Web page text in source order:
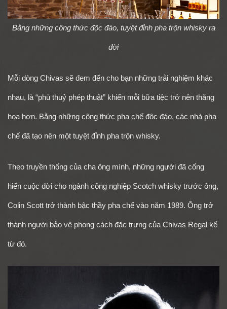
Bằng những công thức độc đáo, tuyệt đỉnh pha trộn whisky ra
đời
Mỗi dòng Chivas sẽ đem đến cho bạn những trải nghiệm khác
nhau, là “phù thuỷ phép thuật” khiến mỗi bữa tiệc trở nên thăng
hoa hơn. Bằng những công thức pha chế độc đáo, các nhà pha
chế đã tạo nên một tuyệt đỉnh pha trộn whisky.
Theo truyền thống của cha ông mình, những người đã cống
hiến cuộc đời cho ngành công nghiệp Scotch whisky trước ông,
Colin Scott trở thành bậc thầy pha chế vào năm 1989. Ông trở
thành người bảo vệ phong cách đặc trưng của Chivas Regal kể
từ đó.